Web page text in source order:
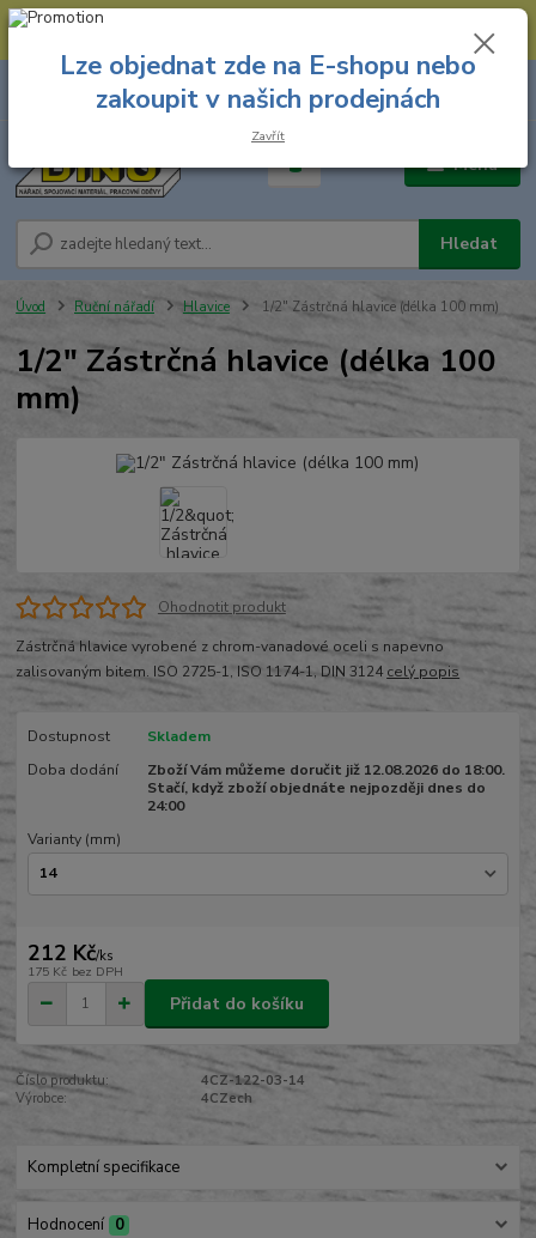
--- Spojovací materiál: 774 431 045 --- Prodejna nářadí: 731 449 423 --
Menu
Hledat
8.00 hod. - 16.00 hod.
za
Úvod Ruční nářadí Hlavice 1/2" Zástrčná hlavice (délka 100 mm)
1/2" Zástrčná hlavice (délka 100
mm)
Ohodnotit produkt
Zástrčná hlavice vyrobené z chrom-vanadové oceli s napevno
zalisovaným bitem. ISO 2725-1, ISO 1174-1, DIN 3124 celý popis
Dostupnost
Skladem
Doba dodání
Zboží Vám můžeme doručit již 12.08.2026 do 18:00.
Stačí, když zboží objednáte nejpozději dnes do
24:00
Varianty (mm)
212 Kč/ks
175 Kč bez DPH
Přidat do košíku
Číslo produktu:
4CZ-122-03-14
Výrobce:
4CZech
Kompletní specifikace
Hodnocení 0
Lze objednat zde na E-shopu nebo
zakoupit v našich prodejnách
Zavřít